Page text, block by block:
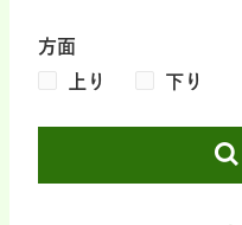
方面
上り
下り